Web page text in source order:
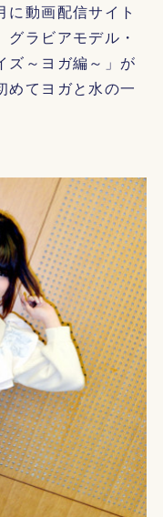
動画配信サイト
グラビアモデル・
ズ～ヨガ編～」が
めてヨガと水の一